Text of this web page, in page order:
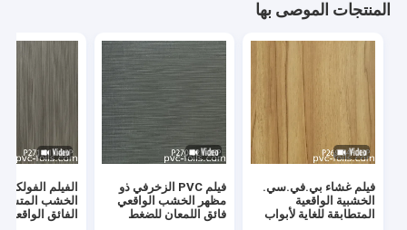
المنتجات الموصى بها
فيلم غشاء بي.في.سي.
الخشبية الواقعية
المتطابقة للغاية لأبواب
فيلم PVC الزخرفي ذو
مظهر الخشب الواقعي
فائق اللمعان للضغط
الفيلم
الخشب المتسخ
الفائق